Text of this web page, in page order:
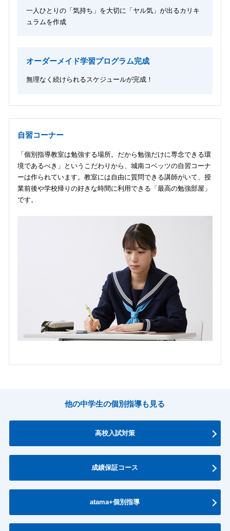
一人ひとりの「気持ち」を大切に「ヤル気」が出るカリキ
ュラムを作成
オーダーメイド学習プログラム完成
無理なく続けられるスケジュールが完成！
自習コーナー
「個別指導教室は勉強する場所。だから勉強だけに専念できる環
境であるべき」というこだわりから、城南コベッツの自習コーナ
ーは作られています。教室には自由に質問できる講師がいて、授
業前後や学校帰りの好きな時間に利用できる「最高の勉強部屋」
です。
他の中学生の個別指導も見る
高校入試対策
成績保証コース
atama+個別指導